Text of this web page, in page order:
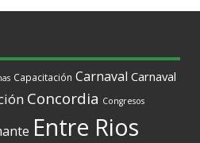
Capacitación Carnaval Carnaval
Concordia Congresos
Entre Rios